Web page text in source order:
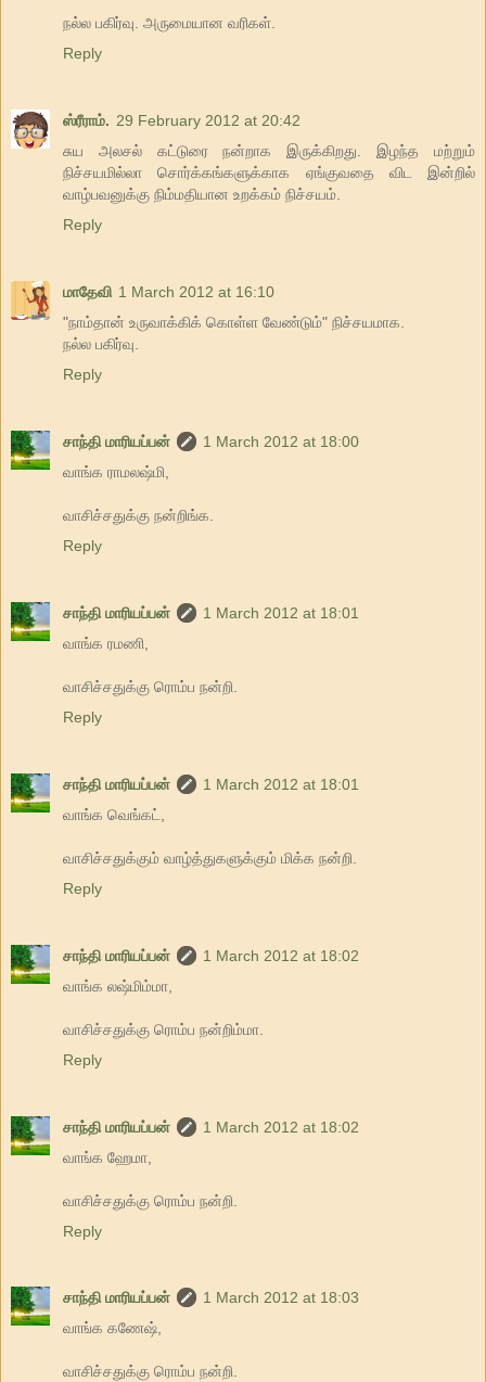
நல்ல பகிர்வு. அருமையான வரிகள்.
Reply
ஸ்ரீராம். 29 February 2012 at 20:42
சுய அலசல் கட்டுரை நன்றாக இருக்கிறது. இழந்த மற்றும்
நிச்சயமில்லா சொர்க்கங்களுக்காக ஏங்குவதை விட இன்றில்
வாழ்பவனுக்கு நிம்மதியான உறக்கம் நிச்சயம்.
Reply
மாதேவி 1 March 2012 at 16:10
"நாம்தான் உருவாக்கிக் கொள்ள வேண்டும்" நிச்சயமாக.
நல்ல பகிர்வு.
Reply
சாந்தி மாரியப்பன்
1 March 2012 at 18:00
வாங்க ராமலஷ்மி,
வாசிச்சதுக்கு நன்றிங்க.
Reply
சாந்தி மாரியப்பன்
1 March 2012 at 18:01
வாங்க ரமணி,
வாசிச்சதுக்கு ரொம்ப நன்றி.
Reply
சாந்தி மாரியப்பன்
1 March 2012 at 18:01
வாங்க வெங்கட்,
வாசிச்சதுக்கும் வாழ்த்துகளுக்கும் மிக்க நன்றி.
Reply
சாந்தி மாரியப்பன்
1 March 2012 at 18:02
வாங்க லஷ்மிம்மா,
வாசிச்சதுக்கு ரொம்ப நன்றிம்மா.
Reply
சாந்தி மாரியப்பன்
1 March 2012 at 18:02
வாங்க ஹேமா,
வாசிச்சதுக்கு ரொம்ப நன்றி.
Reply
சாந்தி மாரியப்பன்
1 March 2012 at 18:03
வாங்க கணேஷ்,
வாசிச்சதுக்கு ரொம்ப நன்றி.